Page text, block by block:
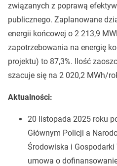
związanych z poprawą
publicznego. Zaplanowane
energii końcowej o 2 213,9
zapotrzebowania na energię
projektu) to 87,3%. Ilość
szacuje się na 2 020,2 MWh/
Aktualności:
20 listopada 2025 roku
Głównym Policji a
Środowiska i Gospodarki
umowa o